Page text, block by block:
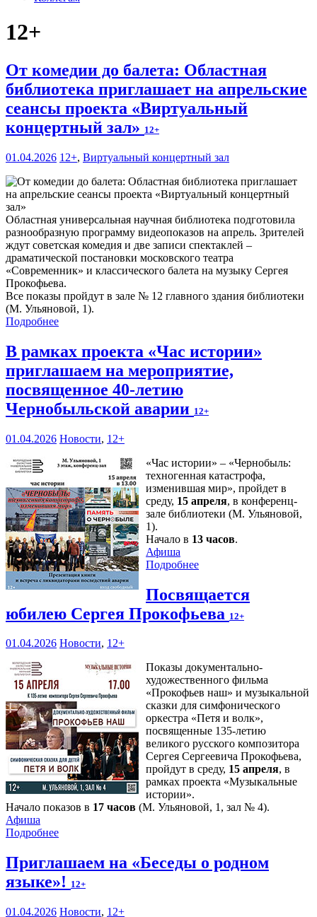
12+
От комедии до балета: Областная
библиотека приглашает на апрельские
сеансы проекта «Виртуальный
концертный зал» 12+
01.04.2026 12+, Виртуальный концертный зал
Областная универсальная научная библиотека подготовила
разнообразную программу видеопоказов на апрель. Зрителей
ждут советская комедия и две записи спектаклей –
драматической постановки московского театра
«Современник» и классического балета на музыку Сергея
Прокофьева.
Все показы пройдут в зале № 12 главного здания библиотеки
(М. Ульяновой, 1).
Подробнее
В рамках проекта «Час истории»
приглашаем на мероприятие,
посвященное 40-летию
Чернобыльской аварии 12+
01.04.2026 Новости, 12+
«Час истории» – «Чернобыль:
техногенная катастрофа,
изменившая мир», пройдет в
среду, 15 апреля, в конференц-
зале библиотеки (М. Ульяновой,
1).
Начало в 13 часов.
Афиша
Подробнее
Посвящается
юбилею Сергея Прокофьева 12+
01.04.2026 Новости, 12+
Показы документально-
художественного фильма
«Прокофьев наш» и музыкальной
сказки для симфонического
оркестра «Петя и волк»,
посвященные 135-летию
великого русского композитора
Сергея Сергеевича Прокофьева,
пройдут в среду, 15 апреля, в
рамках проекта «Музыкальные
истории».
Начало показов в 17 часов (М. Ульяновой, 1, зал № 4).
Афиша
Подробнее
Приглашаем на «Беседы о родном
языке»! 12+
01.04.2026 Новости, 12+